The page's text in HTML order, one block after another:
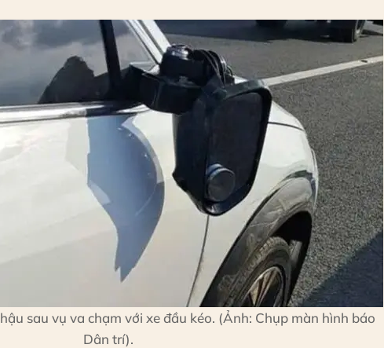
sau vụ va chạm với xe đầu kéo. (Ảnh: Chụp màn hình báo
Dân trí).